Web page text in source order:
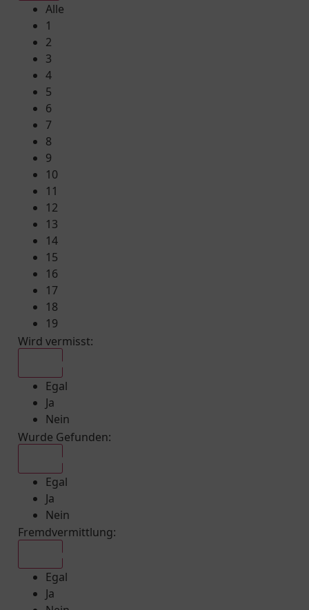
Alle
1
2
3
4
5
6
7
8
9
10
11
12
13
14
15
16
17
18
19
Wird vermisst:
Egal
Ja
Nein
Wurde Gefunden:
Egal
Ja
Nein
Fremdvermittlung:
Egal
Ja